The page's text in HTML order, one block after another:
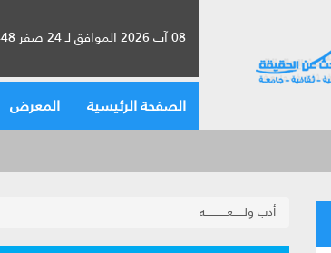
08 آب 2026 الموافق لـ 24 صفر 1448
الصفحة الرئيسية المعرض
أدب ولــــــغــــــــــــة